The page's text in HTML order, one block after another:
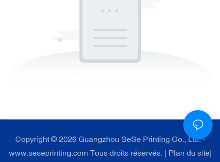
Copyright © 2026 Guangzhou SeSe Printing Co., Ltd. -
www.seseprinting.com Tous droits réservés. | Plan du site|